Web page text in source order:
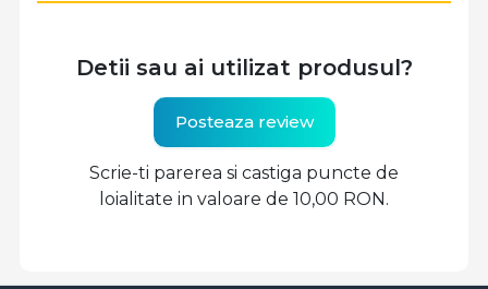
Detii sau ai utilizat produsul?
Posteaza review
Scrie-ti parerea si castiga puncte de
loialitate in valoare de 10,00 RON.